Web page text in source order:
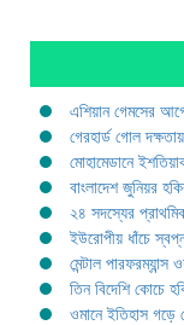
এশিয়ান গেমসের আগে
গেরহার্ড গোল
মোহামেডানে
বাংলাদেশ জুনিয়র
২৪ সদস্যের
ইউরোপীয় ধাঁচে
মেন্টাল পারফরম্যান্স
তিন বিদেশি কোচে
ওমানে ইতিহাস গড়ে